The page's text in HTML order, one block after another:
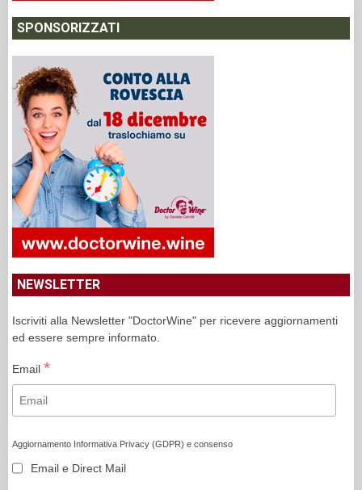
SPONSORIZZATI
NEWSLETTER
Iscriviti alla Newsletter "DoctorWine" per ricevere aggiornamenti
ed essere sempre informato.
Email *
Aggiornamento Informativa Privacy (GDPR) e consenso
Email e Direct Mail